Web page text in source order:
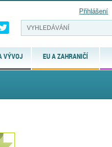
VÝVOJ EU A ZAHRANIČÍ
Přihlášení